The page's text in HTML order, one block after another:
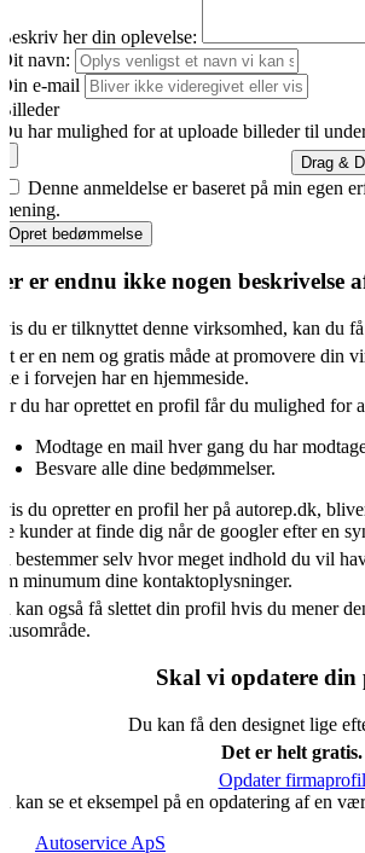
her din oplevelse:
navn:
e-mail
har mulighed for at uploade billeder til
Drag &
Denne anmeldelse er baseret på min egen
Opret bedømmelse
er endnu ikke nogen beskrivelse
du er tilknyttet denne virksomhed, kan du
er en nem og gratis måde at promovere din
i forvejen har en hjemmeside.
du har oprettet en profil får du mulighed for
Modtage en mail hver gang du har
Besvare alle dine bedømmelser.
du opretter en profil her på autorep.dk,
kunder at finde dig når de googler efter en
bestemmer selv hvor meget indhold du vil
minumum dine kontaktoplysninger.
kan også få slettet din profil hvis du mener
Skal vi opdatere din
Du kan få den designet lige
Det er helt gratis.
Opdater firmaprofil
kan se et eksempel på en opdatering af en
Autoservice ApS